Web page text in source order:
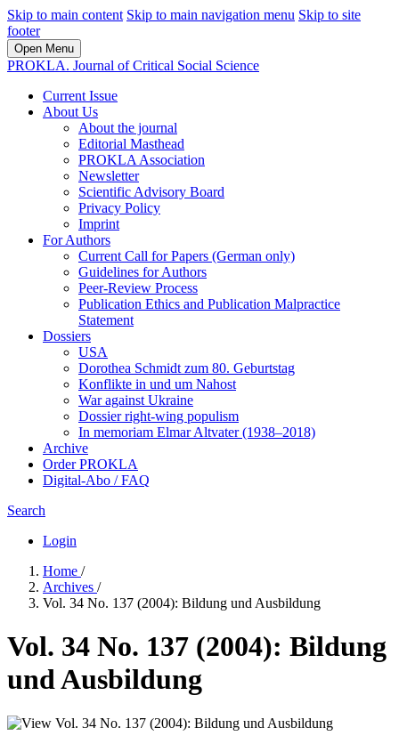
Skip to main content Skip to main navigation menu Skip to site
footer
Open Menu
PROKLA. Journal of Critical Social Science
Current Issue
About Us
About the journal
Editorial Masthead
PROKLA Association
Newsletter
Scientific Advisory Board
Privacy Policy
Imprint
For Authors
Current Call for Papers (German only)
Guidelines for Authors
Peer-Review Process
Publication Ethics and Publication Malpractice
Statement
Dossiers
USA
Dorothea Schmidt zum 80. Geburtstag
Konflikte in und um Nahost
War against Ukraine
Dossier right-wing populism
In me­mo­ri­am Elmar Altvater (1938–2018)
Archive
Order PROKLA
Digital-Abo / FAQ
Search
Login
Home /
Archives /
Vol. 34 No. 137 (2004): Bildung und Ausbildung
Vol. 34 No. 137 (2004): Bildung
und Ausbildung